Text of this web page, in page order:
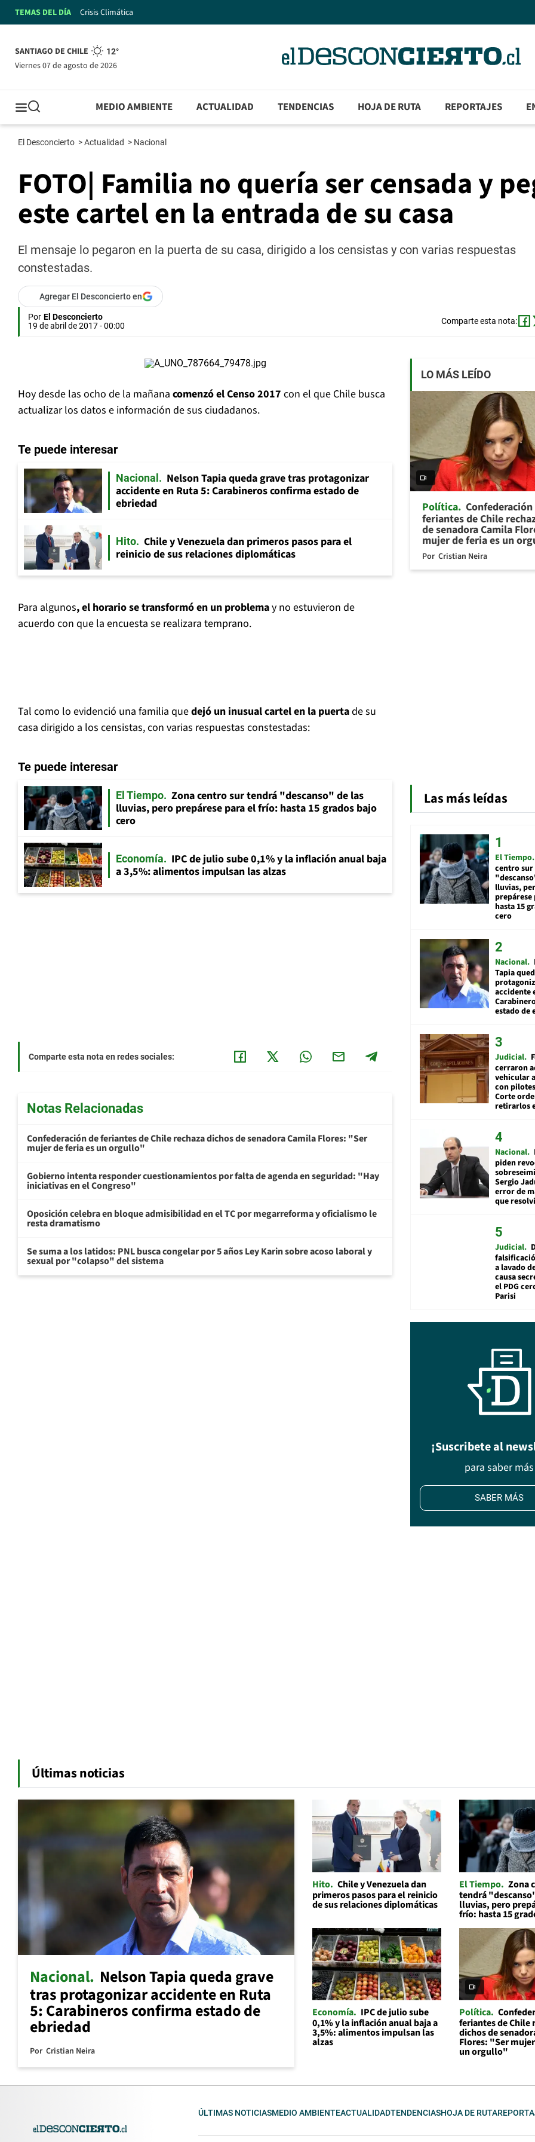
TEMAS DEL DÍA Crisis Climática
SANTIAGO DE CHILE 12°
viernes 07 de agosto de 2026
MEDIO AMBIENTE ACTUALIDAD TENDENCIAS HOJA DE RUTA REPORTAJES
El Desconcierto >Actualidad > Nacional
FOTO| Familia no quería ser censada y
este cartel en la entrada de su casa
El mensaje lo pegaron en la puerta de su casa, dirigido a los censistas y con varias respuestas
constestadas.
Agregar El Desconcierto en
Por El Desconcierto
19 de abril de 2017 - 00:00
Comparte esta nota:
Hoy desde las ocho de la mañana comenzó el Censo 2017 con el que Chile busca
actualizar los datos e información de sus ciudadanos.
Te puede interesar
Nacional
Nelson Tapia queda grave tras protagonizar
accidente en Ruta 5: Carabineros confirma estado de
ebriedad
Hito
Chile y Venezuela dan primeros pasos para el
reinicio de sus relaciones diplomáticas
Para algunos, el horario se transformó en un problemay no estuvieron de
acuerdo con que la encuesta se realizara temprano.
Tal como lo evidenció una familia quedejó un inusual cartel en la puertade su
casa dirigido a los censistas, con varias respuestas constestadas:
Te puede interesar
El Tiempo
Zona centro sur tendrá "descanso" de las
lluvias, pero prepárese para el frío: hasta 15 grados bajo
cero
Economía
IPC de julio sube 0,1% y la inflación anual baja
a 3,5%: alimentos impulsan las alzas
Comparte esta nota en redes sociales:
Notas Relacionadas
Confederación de feriantes de Chile rechaza dichos de senadora Camila Flores: "Ser
mujer de feria es un orgullo"
Gobierno intenta responder cuestionamientos por falta de agenda en seguridad: "Hay
iniciativas en el Congreso"
Oposición celebra en bloque admisibilidad en el TC por megarreforma y oficialismo le
resta dramatismo
Se suma a los latidos: PNL busca congelar por 5 años Ley Karin sobre acoso laboral y
sexual por "colapso" del sistema
LO MÁS LEÍDO
Política Confederación
feriantes de Chile
de senadora Camila
mujer de feria es un
Por Cristian Neira
Las más leídas
El Tiempo
centro
lluvias,
hasta 15
cero
Nacional
Tapia
accidente
estado de
Judicial
cerraron
vehicular
con
Corte
retirarlos
Nacional
piden
Sergio
error de
que
Judicial
a lavado
causa
el PDG
Parisi
¡Suscribete al
para saber más
SABER MÁS
Últimas noticias
Nacional Nelson Tapia queda grave
tras protagonizar accidente en Ruta
5: Carabineros confirma estado de
ebriedad
Por Cristian Neira
Hito Chile y Venezuela dan
primeros pasos para el reinicio
de sus relaciones diplomáticas
El Tiempo Zona
tendrá
lluvias, pero
frío: hasta 15
Economía
IPC de julio sube
0,1% y la inflación anual baja a
3,5%: alimentos impulsan las
alzas
Política
feriantes de Chile
dichos de
Flores: "Ser
un orgullo"
ÚLTIMAS NOTICIASMEDIO AMBIENTEACTUALIDADTENDENCIASHOJA DE RUTA